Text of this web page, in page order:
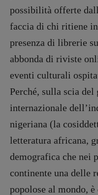
possibilità offerte
faccia di chi ritiene
presenza di librerie
abbonda di riviste
eventi culturali
Perché, sulla scia del
internazionale
nigeriana (la
letteratura africana,
demografica che nei
continente una delle
popolose al mondo,